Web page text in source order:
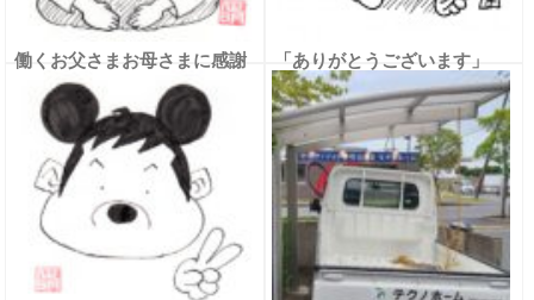
働くお父さまお母さまに感謝 「ありがとうございます」